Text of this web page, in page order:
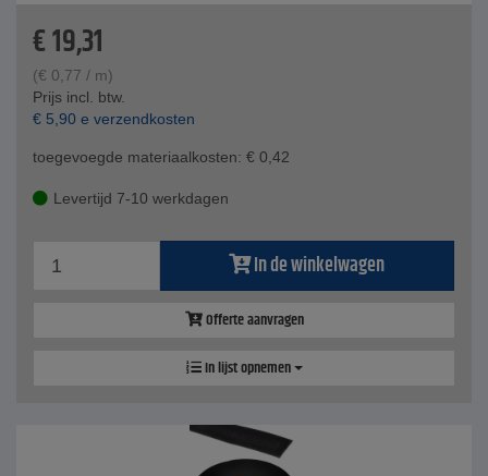
€19,31
(€ 0,77 / m)
Prijs incl. btw.
€ 5,90 e verzendkosten
toegevoegde materiaalkosten: € 0,42
Levertijd 7-10 werkdagen
In de winkelwagen
Offerte aanvragen
In lijst opnemen